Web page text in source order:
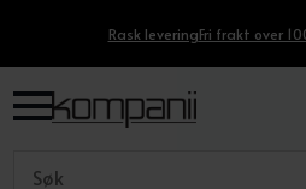
Rask leveringFri frakt over